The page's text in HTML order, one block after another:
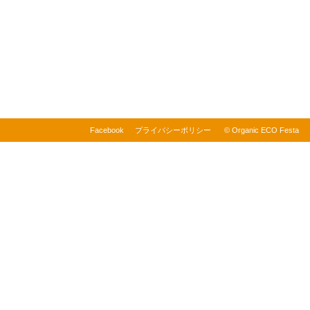
Facebook プライバシーポリシー © Organic ECO Festa